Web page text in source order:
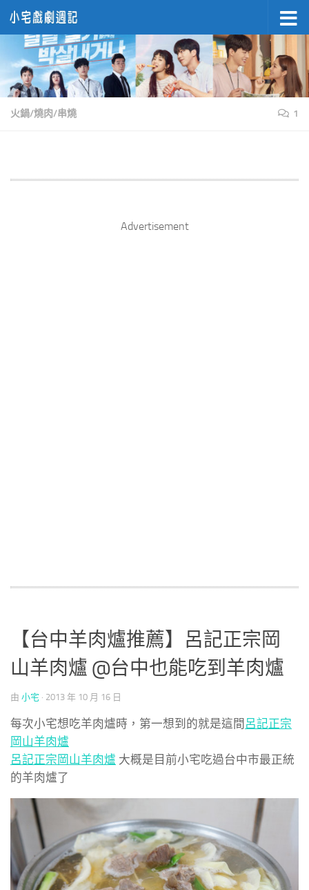
Skip to content
火鍋/燒肉/串燒 1
Advertisement
【台中羊肉爐推薦】呂記正宗岡
山羊肉爐 @台中也能吃到羊肉爐
由 小宅 · 2013 年 10 月 16 日
每次小宅想吃羊肉爐時，第一想到的就是這間 呂記正宗
岡山羊肉爐
呂記正宗岡山羊肉爐 大概是目前小宅吃過台中市最正統
的羊肉爐了